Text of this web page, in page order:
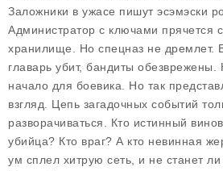
Заложники в ужасе пишут эсэмэски
Администратор с ключами прячется
хранилище. Но спецназ не дремлет.
главарь убит, бандиты
начало для боевика. Но так
взгляд. Цепь загадочных событий
разворачиваться. Кто истинный
убийца? Кто враг? А кто невинная
ум сплел хитрую сеть, и не станет